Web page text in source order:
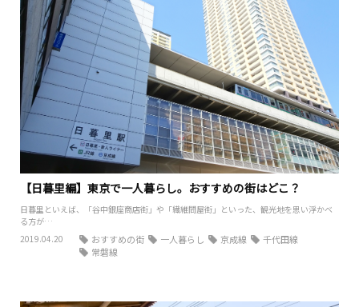
【日暮里編】東京で一人暮らし。おすすめの街はどこ？
日暮里といえば、「谷中銀座商店街」や「繊維問屋街」といった、観光地を思い浮かべ
る方が…
2019.04.20
おすすめの街 一人暮らし 京成線
千代田線
常磐線